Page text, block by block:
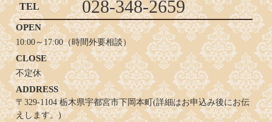
TEL 028-348-2659
OPEN
10:00～17:00（時間外要相談）
CLOSE
不定休
ADDRESS
〒329-1104 栃木県宇都宮市下岡本町(詳細はお申込み後にお伝
えします。)